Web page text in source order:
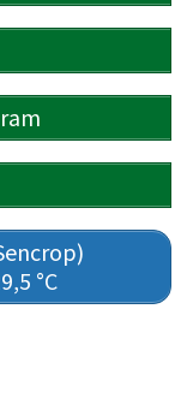
°C